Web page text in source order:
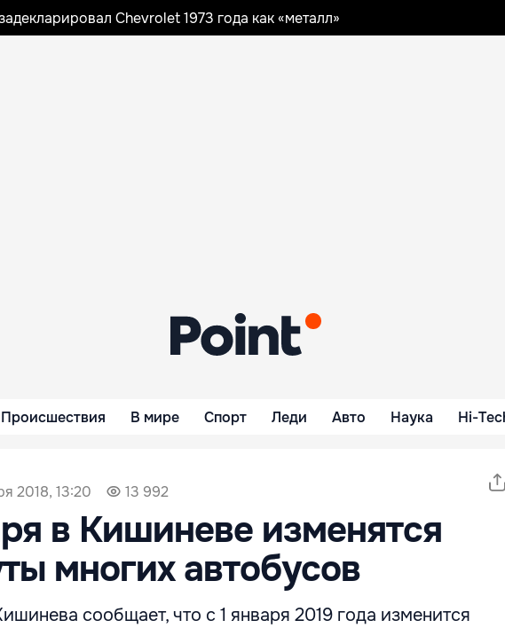
Chevrolet 1973 года как «металл»
Происшествия В мире Спорт Леди Авто Наука Hi-
2018, 13:20 13 992
в Кишиневе изменятся
многих автобусов
сообщает, что с 1 января 2019 года изменится